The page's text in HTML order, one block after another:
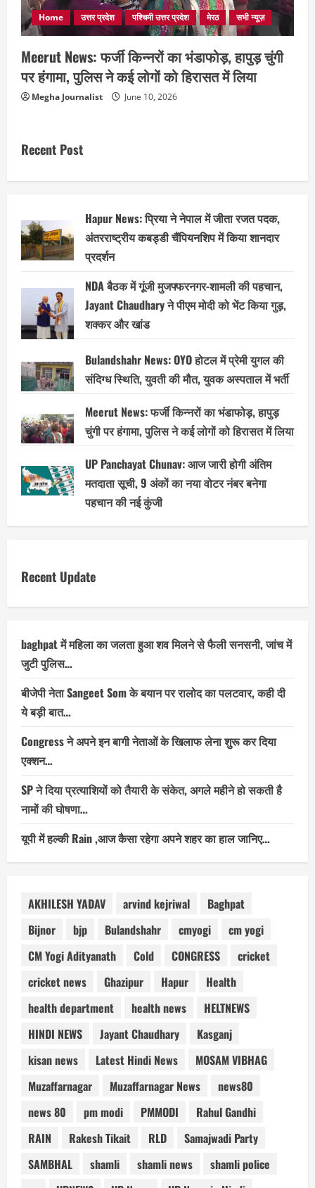
Home उत्तर प्रदेश पश्चिमी उत्तर प्रदेश मेरठ सभी न्यूज़
Meerut News: फर्जी किन्नरों का भंडाफोड़, हापुड़ चुंगी
पर हंगामा, पुलिस ने कई लोगों को हिरासत में लिया
Megha Journalist June 10, 2026
Recent Post
Hapur News: प्रिया ने नेपाल में जीता रजत पदक,
अंतरराष्ट्रीय कबड्डी चैंपियनशिप में किया शानदार
प्रदर्शन
NDA बैठक में गूंजी मुजफ्फरनगर-शामली की पहचान,
Jayant Chaudhary ने पीएम मोदी को भेंट किया गुड़,
शक्कर और खांड
Bulandshahr News: OYO होटल में प्रेमी युगल की
संदिग्ध स्थिति, युवती की मौत, युवक अस्पताल में भर्ती
Meerut News: फर्जी किन्नरों का भंडाफोड़, हापुड़
चुंगी पर हंगामा, पुलिस ने कई लोगों को हिरासत में लिया
UP Panchayat Chunav: आज जारी होगी अंतिम
मतदाता सूची, 9 अंकों का नया वोटर नंबर बनेगा
पहचान की नई कुंजी
Recent Update
baghpat में महिला का जलता हुआ शव मिलने से फैली सनसनी, जांच में
जुटी पुलिस…
बीजेपी नेता Sangeet Som के बयान पर रालोद का पलटवार, कही दी
ये बड़ी बात…
Congress ने अपने इन बागी नेताओं के खिलाफ लेना शुरू कर दिया
एक्शन…
SP ने दिया प्रत्याशियों को तैयारी के संकेत, अगले महीने हो सकती है
नामों की घोषणा…
यूपी में हल्की Rain ,आज कैसा रहेगा अपने शहर का हाल जानिए…
AKHILESH YADAV arvind kejriwal
Baghpat
Bijnor
bjp Bulandshahr cmyogi
cm yogi
CM Yogi Adityanath
Cold CONGRESS
cricket
cricket news
Ghazipur Hapur
Health
health department
health news
HELTNEWS
HINDI NEWS
Jayant Chaudhary
Kasganj
kisan news
Latest Hindi News
MOSAM VIBHAG
Muzaffarnagar
Muzaffarnagar News
news80
news 80
pm modi PMMODI
Rahul Gandhi
RAIN
Rakesh Tikait RLD
Samajwadi Party
SAMBHAL
shamli shamli news
shamli police